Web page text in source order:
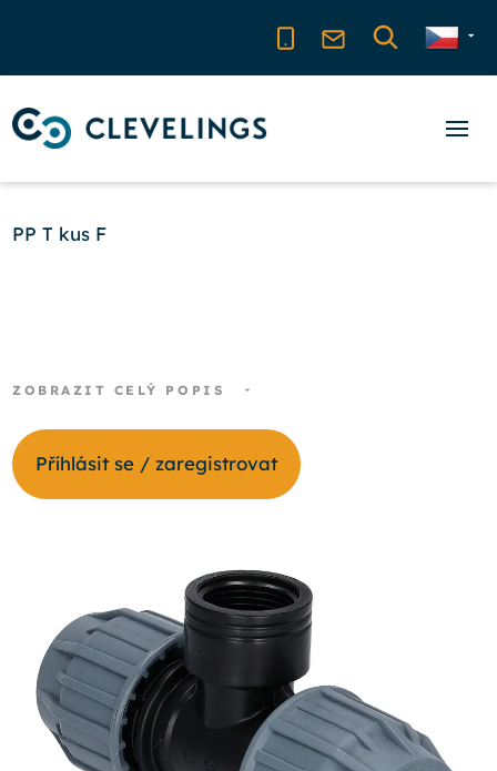
PP T kus F
ZOBRAZIT CELÝ POPIS
Příhlásit se / zaregistrovat